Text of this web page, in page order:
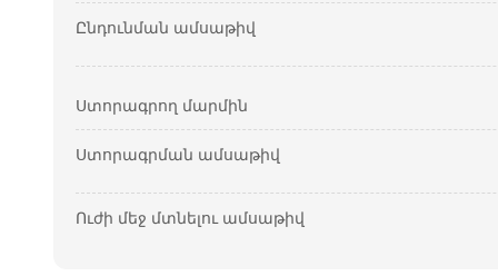
Ընդունման ամսաթիվ
Ստորագրող մարմին
Ստորագրման ամսաթիվ
Ուժի մեջ մտնելու ամսաթիվ